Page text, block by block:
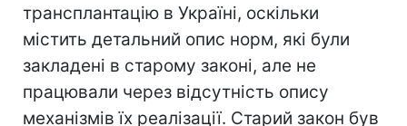
трансплантацію в Україні, оскільки
містить детальний опис норм, які були
закладені в старому законі, але не
працювали через відсутність опису
механізмів їх реалізації. Старий закон був